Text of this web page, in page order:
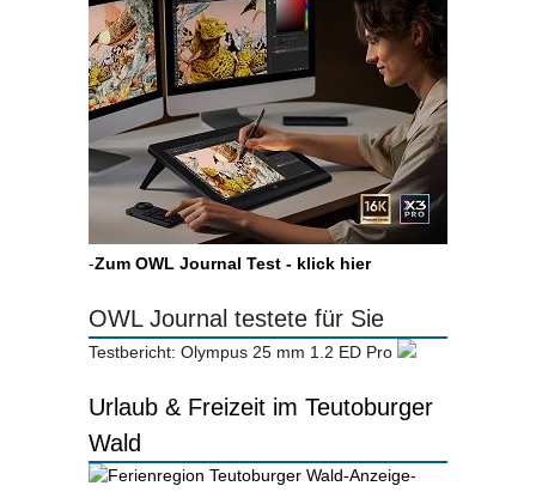
-Zum OWL Journal Test - klick hier
OWL Journal testete für Sie
Testbericht: Olympus 25 mm 1.2 ED Pro
Urlaub & Freizeit im Teutoburger
Wald
-Anzeige-